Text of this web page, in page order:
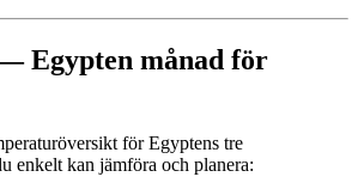
Egypten månad för
för Egyptens tre
enkelt kan jämföra och planera: